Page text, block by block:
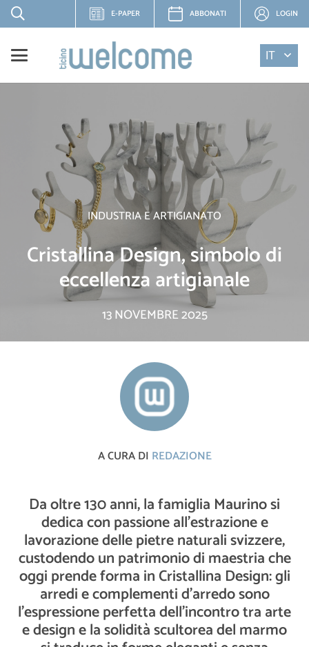
E-PAPER ABBONATI LOGIN
IT
INDUSTRIA E ARTIGIANATO
Cristallina Design, simbolo di
eccellenza artigianale
13 NOVEMBRE 2025
A CURA DI REDAZIONE
Da oltre 130 anni, la famiglia Maurino si
dedica con passione all’estrazione e
lavorazione delle pietre naturali svizzere,
custodendo un patrimonio di maestria che
oggi prende forma in Cristallina Design: gli
arredi e complementi d’arredo sono
l’espressione perfetta dell’incontro tra arte
e design e la solidità scultorea del marmo